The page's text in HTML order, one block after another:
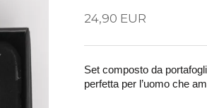
24,90 EUR
Set composto da
perfetta per l’uomo che